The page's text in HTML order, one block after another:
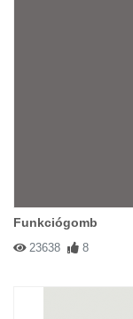
Funkciógomb
23638 8